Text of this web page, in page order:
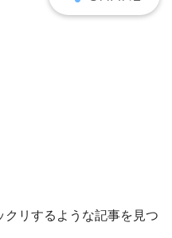
リするような記事を見つ